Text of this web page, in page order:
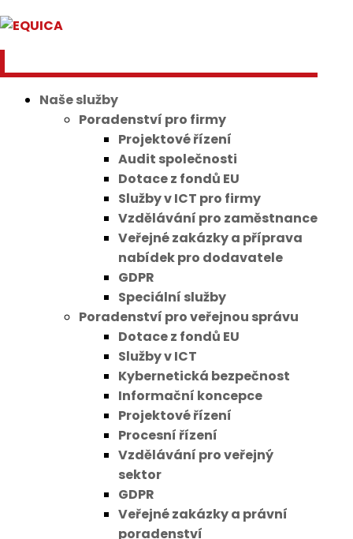
Naše služby
Poradenství pro firmy
Projektové řízení
Audit společnosti
Dotace z fondů EU
Služby v ICT pro firmy
Vzdělávání pro zaměstnance
Veřejné zakázky a příprava
nabídek pro dodavatele
GDPR
Speciální služby
Poradenství pro veřejnou správu
Dotace z fondů EU
Služby v ICT
Kybernetická bezpečnost
Informační koncepce
Projektové řízení
Procesní řízení
Vzdělávání pro veřejný
sektor
GDPR
Veřejné zakázky a právní
poradenství